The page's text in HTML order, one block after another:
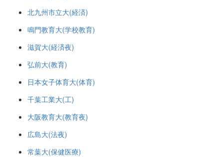
北九州市立大(経済)
鳴門教育大(学校教育)
滋賀大(経済夜)
弘前大(教育)
日本女子体育大(体育)
千葉工業大(工)
大阪教育大(教育夜)
広島大(法夜)
常葉大(保健医療)